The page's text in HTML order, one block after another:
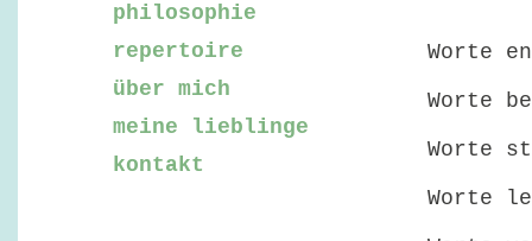
philosophie
repertoire
über mich
meine lieblinge
kontakt
Worte
Worte
Worte
Worte